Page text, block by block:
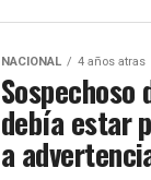
NACIONAL 4 años atras
Sospechoso
debía estar
a